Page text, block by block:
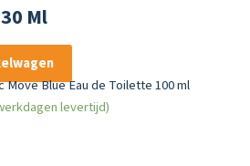
Ml
levertijd)